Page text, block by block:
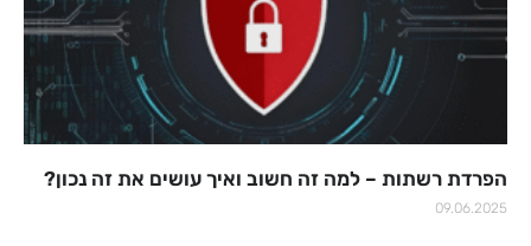
הפרדת רשתות – למה זה חשוב ואיך עושים את זה נכון?
09.06.2025